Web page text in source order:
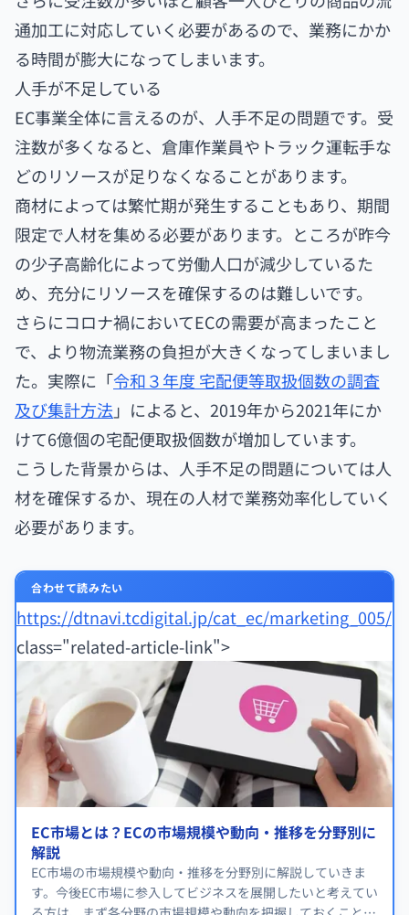
通加工に対応していく必要があるので、業務にかか
る時間が膨大になってしまいます。
人手が不足している
EC事業全体に言えるのが、人手不足の問題です。受
注数が多くなると、倉庫作業員やトラック運転手な
どのリソースが足りなくなることがあります。
商材によっては繁忙期が発生することもあり、期間
限定で人材を集める必要があります。ところが昨今
の少子高齢化によって労働人口が減少しているた
め、充分にリソースを確保するのは難しいです。
さらにコロナ禍においてECの需要が高まったこと
で、より物流業務の負担が大きくなってしまいまし
た。実際に「令和３年度 宅配便等取扱個数の調査
及び集計方法 」によると、2019年から2021年にか
けて6億個の宅配便取扱個数が増加しています。
こうした背景からは、人手不足の問題については人
材を確保するか、現在の人材で業務効率化していく
必要があります。
合わせて読みたい
https://dtnavi.tcdigital.jp/cat_ec/marketing_005/
class="related-article-link">
EC市場とは？ECの市場規模や動向・推移を分野別に
解説
EC市場の市場規模や動向・推移を分野別に解説していきま
す。今後EC市場に参入してビジネスを展開したいと考えてい